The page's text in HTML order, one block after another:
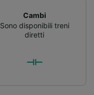
Cambi
Sono disponibili treni
diretti